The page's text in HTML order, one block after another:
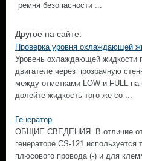
ремня безопасности ...
Другое на сайте:
Проверка уровня охлаждающей
Уровень охлаждающей жидкости
двигателе через прозрачную
между отметками LOW и FULL
долейте жидкость того же со ...
Генератор
ОБЩИЕ СВЕДЕНИЯ. В отличие от
генераторе CS-121
плюсового провода (-) и для